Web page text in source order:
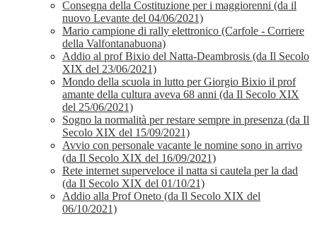
Consegna della Costituzione per i maggiorenni (da il
nuovo Levante del 04/06/2021)
Mario campione di rally elettronico (Carfole - Corriere
della Valfontanabuona)
Addio al prof Bixio del Natta-Deambrosis (da Il Secolo
XIX del 23/06/2021)
Mondo della scuola in lutto per Giorgio Bixio il prof
amante della cultura aveva 68 anni (da Il Secolo XIX
del 25/06/2021)
Sogno la normalità per restare sempre in presenza (da Il
Secolo XIX del 15/09/2021)
Avvio con personale vacante le nomine sono in arrivo
(da Il Secolo XIX del 16/09/2021)
Rete internet superveloce il natta si cautela per la dad
(da Il Secolo XIX del 01/10/21)
Addio alla Prof Oneto (da Il Secolo XIX del
06/10/2021)